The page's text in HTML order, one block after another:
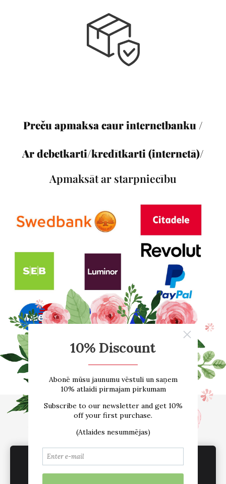
Preču apmaksa caur internetbanku /
Ar debetkarti/kredītkarti (internetā)/
Apmaksāt ar starpniecību
E-VEIKALS
Par mums
Atsauksmes
Blogs
Izmēru tabula
Kontakti
Piegāde
Noteikumi